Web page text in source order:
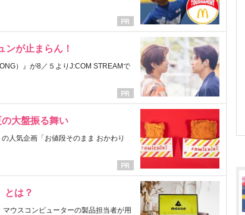
ンが止まらん！
）』が8／５よりJ:COM STREAMで
大盤振る舞い
人気企画「お値段そのまま おかわり
とは？
ウスコンピューターの製品担当者が用